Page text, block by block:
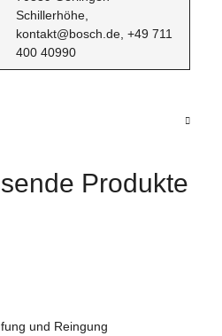
Schillerhöhe,
kontakt@bosch.de, +49 711
400 40990
Produkte